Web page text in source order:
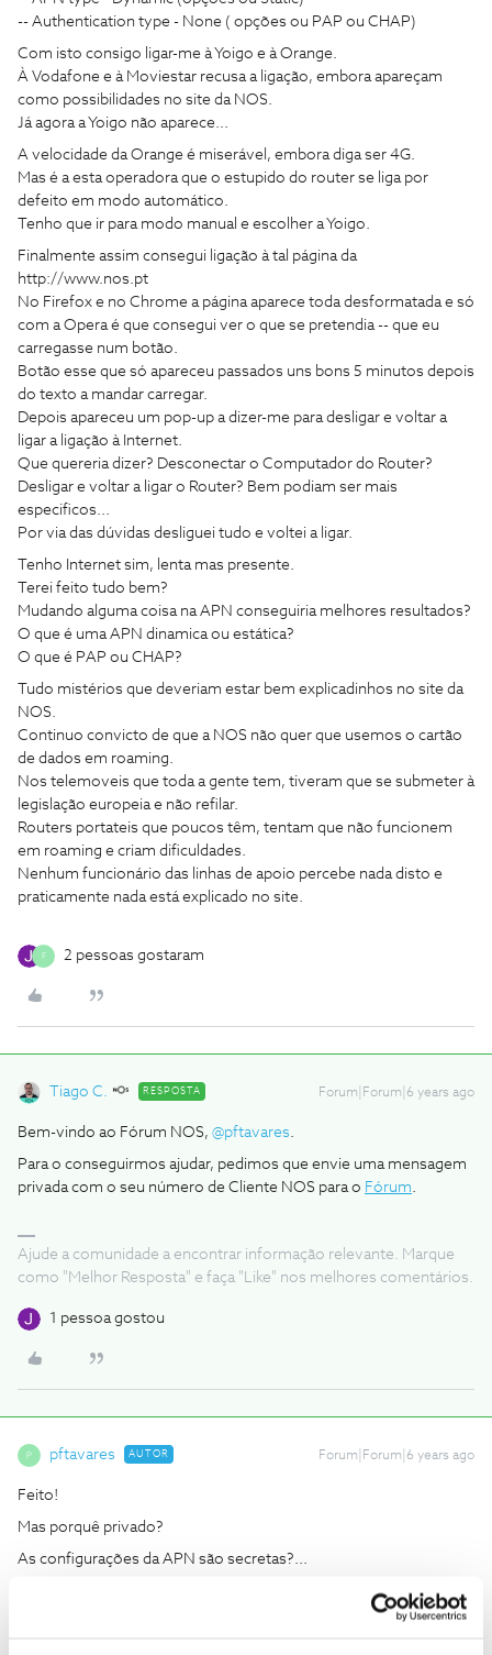
-- Authentication type - None ( opções ou PAP ou CHAP)
Com isto consigo ligar-me à Yoigo e à Orange.
À Vodafone e à Moviestar recusa a ligação, embora apareçam
como possibilidades no site da NOS.
Já agora a Yoigo não aparece...
A velocidade da Orange é miserável, embora diga ser 4G.
Mas é a esta operadora que o estupido do router se liga por
defeito em modo automático.
Tenho que ir para modo manual e escolher a Yoigo.
Finalmente assim consegui ligação à tal página da
http://www.nos.pt
No Firefox e no Chrome a página aparece toda desformatada e só
com a Opera é que consegui ver o que se pretendia -- que eu
carregasse num botão.
Botão esse que só apareceu passados uns bons 5 minutos depois
do texto a mandar carregar.
Depois apareceu um pop-up a dizer-me para desligar e voltar a
ligar a ligação à Internet.
Que quereria dizer? Desconectar o Computador do Router?
Desligar e voltar a ligar o Router? Bem podiam ser mais
especificos...
Por via das dúvidas desliguei tudo e voltei a ligar.
Tenho Internet sim, lenta mas presente.
Terei feito tudo bem?
Mudando alguma coisa na APN conseguiria melhores resultados?
O que é uma APN dinamica ou estática?
O que é PAP ou CHAP?
Tudo mistérios que deveriam estar bem explicadinhos no site da
NOS.
Continuo convicto de que a NOS não quer que usemos o cartão
de dados em roaming.
Nos telemoveis que toda a gente tem, tiveram que se submeter à
legislação europeia e não refilar.
Routers portateis que poucos têm, tentam que não funcionem
em roaming e criam dificuldades.
Nenhum funcionário das linhas de apoio percebe nada disto e
praticamente nada está explicado no site.
F 2 pessoas gostaram
Tiago C. RESPOSTA Forum|Forum|6 years ago
Bem-vindo ao Fórum NOS, @pftavares.
Para o conseguirmos ajudar, pedimos que envie uma mensagem
privada com o seu número de Cliente NOS para o Fórum.
Ajude a comunidade a encontrar informação relevante. Marque
como "Melhor Resposta" e faça "Like" nos melhores comentários.
1 pessoa gostou
P pftavares AUTOR Forum|Forum|6 years ago
Feito!
Mas porquê privado?
As configurações da APN são secretas?...